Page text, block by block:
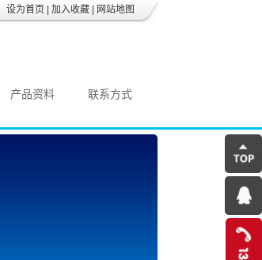
设为首页 加入收藏 网站地图
产品资料 联系方式